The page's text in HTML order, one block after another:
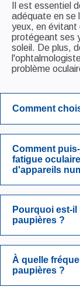
Il est essentiel
adéquate en se
yeux, en
protégeant ses
soleil. De plus,
problème
Comment
Comment
fatigue
d'appareils
Pourquoi est-
paupières ?
À quelle
paupières ?